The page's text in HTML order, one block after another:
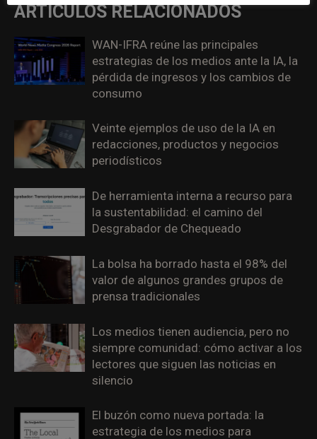
ARTÍCULOS RELACIONADOS
WAN-IFRA reúne las principales
estrategias de los medios ante la IA, la
pérdida de ingresos y los cambios de
consumo
Veinte ejemplos de uso de la IA en
redacciones, productos y negocios
periodísticos
De herramienta interna a recurso para
la sustentabilidad: el camino del
Desgrabador de Chequeado
La bolsa ha borrado hasta el 98% del
valor de algunos grandes grupos de
prensa tradicionales
Los medios tienen audiencia, pero no
siempre comunidad: cómo activar a los
lectores que siguen las noticias en
silencio
El buzón como nueva portada: la
estrategia de los medios para